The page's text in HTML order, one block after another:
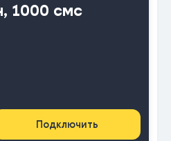
1000 смс
Подключить